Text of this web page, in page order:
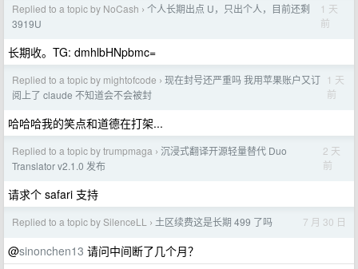
Replied to a topic by NoCash › 个人长期出点 U，只出个人，目前还剩
3919U
1 天
前
长期收。TG: dmhlbHNpbmc=
Replied to a topic by mightofcode › 现在封号还严重吗 我用苹果账户又订
阅上了 claude 不知道会不会被封
1 天
前
哈哈哈我的笑点和道德在打架...
Replied to a topic by trumpmaga › 沉浸式翻译开源轻量替代 Duo
Translator v2.1.0 发布
2 天
前
请求个 safari 支持
Replied to a topic by SilenceLL › 土区续费这是长期 499 了吗 7 月 30 日
@sinonchen13 请问中间断了几个月？